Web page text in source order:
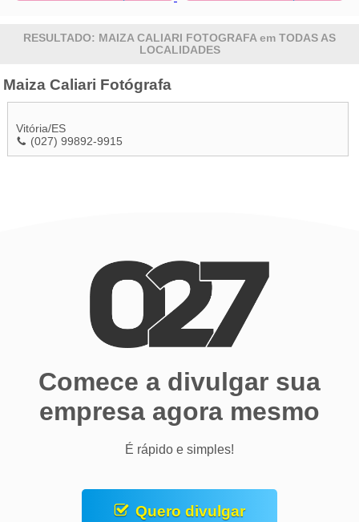
RESULTADO: MAIZA CALIARI FOTOGRAFA em TODAS AS
LOCALIDADES
Maiza Caliari Fotógrafa
Vitória/ES
(027) 99892-9915
Comece a divulgar sua
empresa agora mesmo
É rápido e simples!
Quero divulgar